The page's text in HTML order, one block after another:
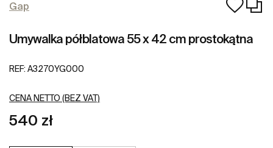
Gap
Umywalka półblatowa 55 x 42 cm prostokątna
REF: A3270YG000
CENA NETTO (BEZ VAT)
540 zł